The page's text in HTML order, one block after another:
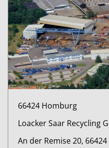
66424 Homburg
Loacker Saar Recycling
An der Remise 20,